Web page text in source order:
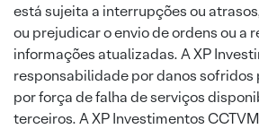
está sujeita a interrupções ou
ou prejudicar o envio de ordens ou a
informações atualizadas. A XP
responsabilidade por danos sofridos
por força de falha de serviços
terceiros. A XP Investimentos